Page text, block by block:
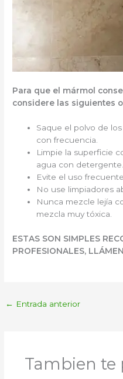
Para que el mármol
considere las siguientes
Saque el polvo de
con frecuencia.
Limpie la superficie
agua con
Evite el uso
No use limpiadores
Nunca mezcle lejía
mezcla muy tóxica.
ESTAS SON SIMPLES
PROFESIONALES,
← Entrada anterior
Tambien te